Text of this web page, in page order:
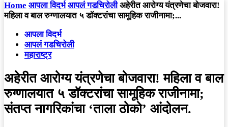
Home आपला विदर्भ आपलं गडचिरोली अहेरीत आरोग्य यंत्रणेचा बोजवारा!
महिला व बाल रुग्णालयात ५ डॉक्टरांचा सामूहिक राजीनामा;...
आपला विदर्भ
आपलं गडचिरोली
महाराष्ट्र
अहेरीत आरोग्य यंत्रणेचा बोजवारा! महिला व बाल
रुग्णालयात ५ डॉक्टरांचा सामूहिक राजीनामा;
संतप्त नागरिकांचा ‘ताला ठोको’ आंदोलन.